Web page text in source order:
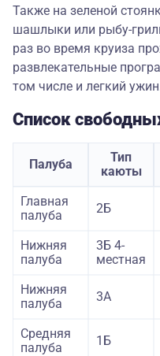
Также на зеленой
шашлыки или рыбу-
раз во время круиза
развлекательные
том числе и легкий
Список
Палуба
Тип
каюты
Главная
палуба
2Б
Нижняя
палуба
3Б 4-
местная
Нижняя
палуба
3А
Средняя
палуба
1Б